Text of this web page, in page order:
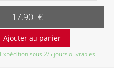
17.90 €
Expédition sous 2/5 jours ouvrables.